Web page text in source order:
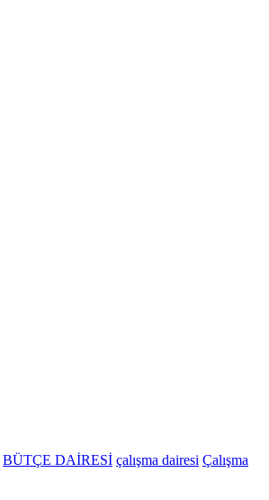
BÜTÇE DAİRESİ çalışma dairesi Çalışma